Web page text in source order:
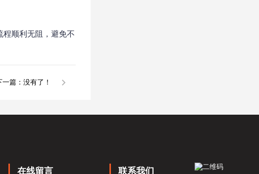
程顺利无阻，避免不
一篇：没有了！
在线留言 联系我们